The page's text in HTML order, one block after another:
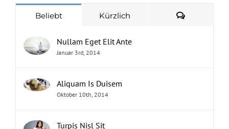
Beliebt Kürzlich
Nullam Eget Elit Ante
Januar 3rd, 2014
Aliquam Is Duisem
Oktober 10th, 2014
Turpis Nisl Sit